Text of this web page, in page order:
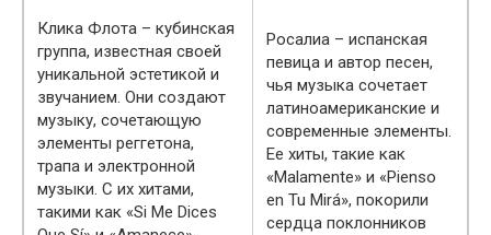
Клика Флота – кубинская
группа, известная своей
уникальной эстетикой и
звучанием. Они создают
музыку, сочетающую
элементы реггетона,
трапа и электронной
музыки. С их хитами,
такими как «Si Me Dices
Росалиа – испанская
певица и автор песен,
чья музыка сочетает
латиноамериканские и
современные элементы.
Ее хиты, такие как
«Malamente» и «Pienso
en Tu Mirá», покорили
сердца поклонников